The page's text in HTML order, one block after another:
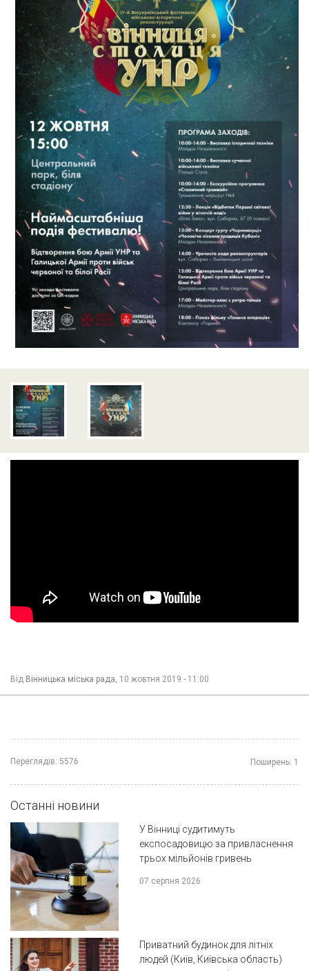
Від Вінницька міська рада, 10 жовтня 2019 - 11:00
Переглядів: 5576 Поширень: 1
Останні новини
У Вінниці судитимуть
експосадовицю за привласнення
трьох мільйонів гривень
07 серпня 2026
Приватний будинок для літніх
людей (Київ, Київська область)